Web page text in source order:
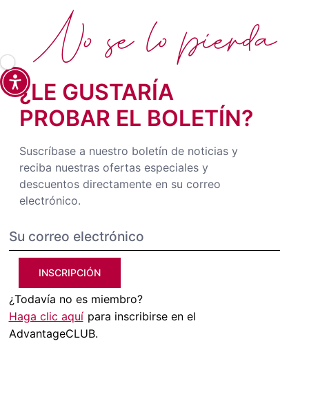
¿LE GUSTARÍA
PROBAR EL BOLETÍN?
Suscríbase a nuestro boletín de noticias y
reciba nuestras ofertas especiales y
descuentos directamente en su correo
electrónico.
INSCRIPCIÓN
¿Todavía no es miembro?
Haga clic aquí para inscribirse en el
AdvantageCLUB.
No se lo pierda